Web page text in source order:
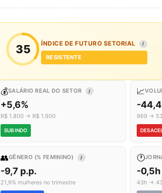
35 ÍNDICE DE FUTURO SETORIAL I
RESISTENTE
💰SALÁRIO REAL DO SETOR I
+5,6%
R$ 1.800 → R$ 1.900
SUBINDO
📈
-
969 →
👥GÊNERO (% FEMININO) I
-9,7 p.p.
21,9% mulheres no trimestre
🕐
-0,5h
43h →